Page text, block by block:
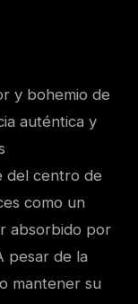
y bohemio de
auténtica y
del centro de
como un
absorbido por
pesar de la
mantener su